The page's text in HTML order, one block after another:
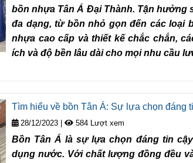
bồn nhựa Tân Á Đại Thành. Tận
đa dạng, từ bồn nhỏ gọn đến các loại
nhựa cao cấp và thiết kế chắc chắn,
ích và độ bền lâu dài cho mọi nhu cầu
Tìm hiểu về bồn Tân Á: Sự lựa chọn đáng
28/12/2023 584 Lượt xem
Bồn Tân Á là sự lựa chọn đáng tin
dụng nước. Với chất lượng đồng đều